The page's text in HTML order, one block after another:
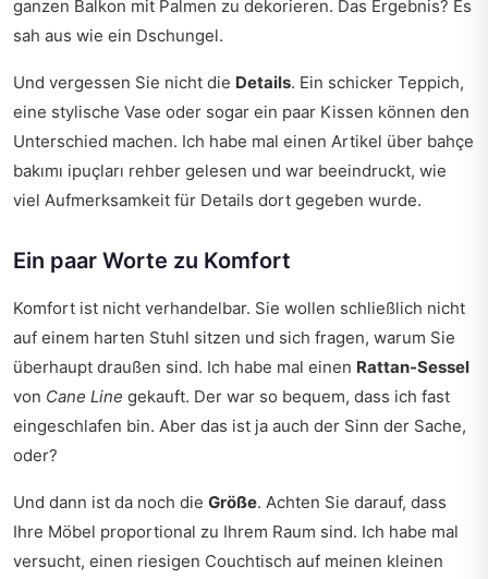
ganzen Balkon mit Palmen zu dekorieren. Das Ergebnis? Es
sah aus wie ein Dschungel.
Und vergessen Sie nicht die Details. Ein schicker Teppich,
eine stylische Vase oder sogar ein paar Kissen können den
Unterschied machen. Ich habe mal einen Artikel über bahçe
bakımı ipuçları rehber gelesen und war beeindruckt, wie
viel Aufmerksamkeit für Details dort gegeben wurde.
Ein paar Worte zu Komfort
Komfort ist nicht verhandelbar. Sie wollen schließlich nicht
auf einem harten Stuhl sitzen und sich fragen, warum Sie
überhaupt draußen sind. Ich habe mal einen Rattan-Sessel
von Cane Line gekauft. Der war so bequem, dass ich fast
eingeschlafen bin. Aber das ist ja auch der Sinn der Sache,
oder?
Und dann ist da noch die Größe. Achten Sie darauf, dass
Ihre Möbel proportional zu Ihrem Raum sind. Ich habe mal
versucht, einen riesigen Couchtisch auf meinen kleinen